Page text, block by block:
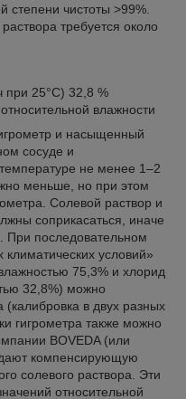
степени чистоты >99%.
требуется около
при 25°C) 32,8 %
влажности
и насыщенный
сосуде и
не менее 1–2
меньше, но при этом
Солевой раствор и
соприкасаться, иначе
При последовательном
условий»
75,3% и хлорид
32,8%) можно
(калибровка в двух разных
гигрометра также можно
BOVEDA (или
компенсирующую
солевого раствора. Эти
относительной